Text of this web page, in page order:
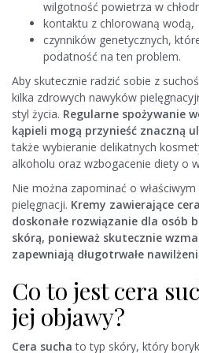
wilgotność powietrza w
kontaktu z chlorowaną wodą,
czynników genetycznych,
podatność na ten problem.
Aby skutecznie radzić sobie z
kilka zdrowych nawyków
styl życia. Regularne spożywanie
kąpieli mogą przynieść znaczną
także wybieranie delikatnych
alkoholu oraz wzbogacenie diety o
Nie można zapominać o
pielęgnacji. Kremy zawierające
doskonałe rozwiązanie dla osób
skórą, ponieważ skutecznie
zapewniają długotrwałe
Co to jest cera
jej objawy?
Cera sucha to typ skóry, który